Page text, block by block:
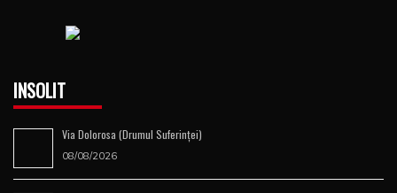
INSOLIT
Via Dolorosa (Drumul Suferinţei)
08/08/2026